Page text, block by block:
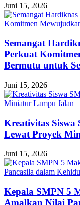
Juni 15, 2026
Semangat
Perkuat
Bermutu untuk
Juni 15, 2026
Kreativitas Siswa
Lewat Proyek
Juni 15, 2026
Kepala SMPN 5
Amalkan Nilai